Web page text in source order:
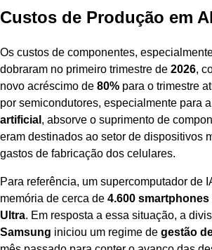
Custos de Produção em
Os custos de componentes,
dobraram no primeiro trimestre de 2026,
novo acréscimo de 80% para o trimestre
por semicondutores, especialmente para a
artificial , absorve o suprimento de
eram destinados ao setor de dispositivos
gastos de fabricação dos celulares.
Para referência, um supercomputador de
memória de cerca de 4.600 smartphones
Ultra. Em resposta a essa situação, a
Samsung iniciou um regime de gestão